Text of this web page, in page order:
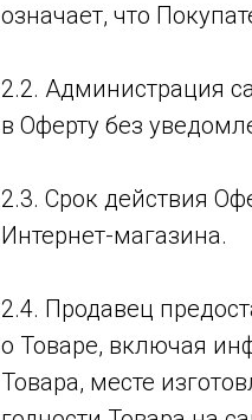
означает, что
2.2. Администрация
в Оферту без
2.3. Срок действия
Интернет-магазина.
2.4. Продавец
о Товаре, включая
Товара, месте